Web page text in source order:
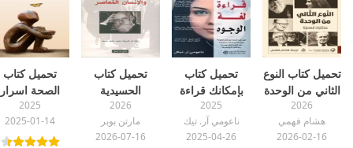
تحميل كتاب النوع
الثاني من الوحدة
pdf
2026
هشام فهمي
2026-02-16
تحميل كتاب
بإمكانك قراءة
لغة الوجوه pdf
2025
ناعومي آر. تيك
2025-04-26
تحميل كتاب
الحسيدية
والإنسان المعاصر
pdf
2026
مارتن بوبر
2026-07-16
تحميل كتاب
الصحة اسرار
الكونديسه
للشفاء علوم
الكونديسه
2025
2025-01-14